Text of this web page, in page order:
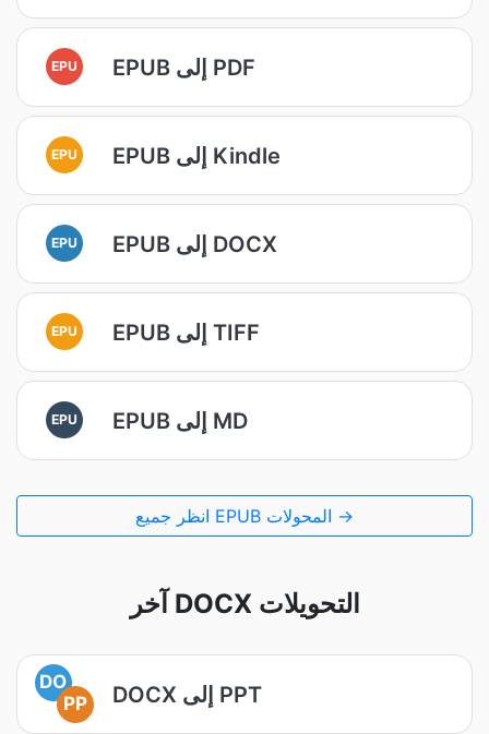
EPU EPUB إلى PDF
EPU EPUB إلى Kindle
EPU EPUB إلى DOCX
EPU EPUB إلى TIFF
EPU EPUB إلى MD
انظر جميع EPUB المحولات →
آخر DOCX التحويلات
DO
PP
DOCX إلى PPT